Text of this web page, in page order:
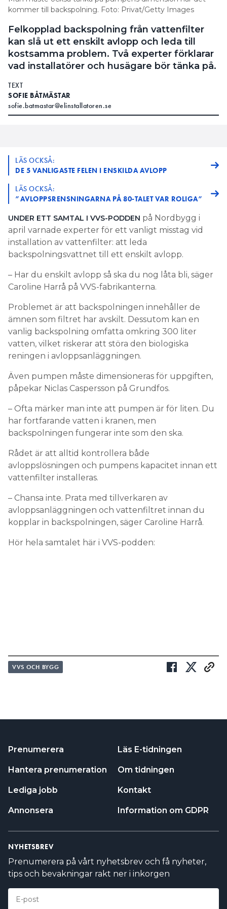
kommer till backspolning. Foto: Privat/Getty Images
Felkopplad backspolning från vattenfilter
kan slå ut ett enskilt avlopp och leda till
kostsamma problem. Två experter förklarar
vad installatörer och husägare bör tänka på.
TEXT
SOFIE BÅTMÄSTAR
sofie.batmastar@elinstallatoren.se
LÄS OCKSÅ:
DE 5 VANLIGASTE FELEN I ENSKILDA AVLOPP
LÄS OCKSÅ:
”AVLOPPSRENSNINGARNA PÅ 80-TALET VAR ROLIGA”
UNDER ETT SAMTAL I VVS-PODDEN på Nordbygg i
april varnade experter för ett vanligt misstag vid
installation av vattenfilter: att leda
backspolningsvattnet till ett enskilt avlopp.
– Har du enskilt avlopp så ska du nog låta bli, säger
Caroline Harrå på VVS-fabrikanterna.
Problemet är att backspolningen innehåller de
ämnen som filtret har avskilt. Dessutom kan en
vanlig backspolning omfatta omkring 300 liter
vatten, vilket riskerar att störa den biologiska
reningen i avloppsanläggningen.
Även pumpen måste dimensioneras för uppgiften,
påpekar Niclas Caspersson på Grundfos.
– Ofta märker man inte att pumpen är för liten. Du
har fortfarande vatten i kranen, men
backspolningen fungerar inte som den ska.
Rådet är att alltid kontrollera både
avloppslösningen och pumpens kapacitet innan ett
vattenfilter installeras.
– Chansa inte. Prata med tillverkaren av
avloppsanläggningen och vattenfiltret innan du
kopplar in backspolningen, säger Caroline Harrå.
Hör hela samtalet här i VVS-podden:
VVS OCH BYGG
Prenumerera
Hantera prenumeration
Lediga jobb
Annonsera
Läs E-tidningen
Om tidningen
Kontakt
Information om GDPR
NYHETSBREV
Prenumerera på vårt nyhetsbrev och få nyheter,
tips och bevakningar rakt ner i inkorgen